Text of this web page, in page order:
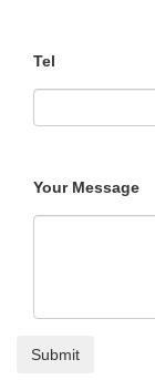
Tel
Your Message